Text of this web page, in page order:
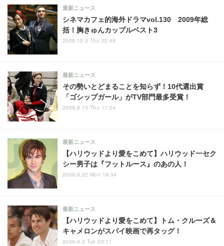
シネマカフェ的海外ドラマvol.130 2009年総
括！胸きゅんカップルベスト3
最新ニュース
2009.12.3 Thu 22:49
その勢いとどまることを知らず！10代選出賞
「ゴシップガール」がTV部門最多受賞！
最新ニュース
2009.8.13 Thu 11:24
【ハリウッドより愛をこめて】ハリウッド一セク
シー男子は『フットルース』のあの人！
最新ニュース
2009.6.22 Mon 19:34
【ハリウッドより愛をこめて】トム・クルーズ＆
キャメロンがスパイ映画で再タッグ！
最新ニュース
2009.6.2 Tue 20:11